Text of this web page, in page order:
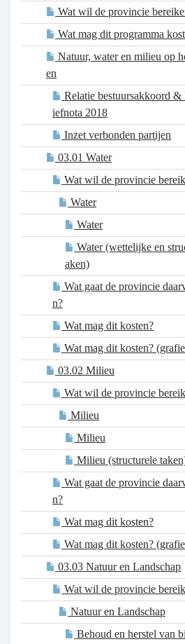
Wat wil de provincie
Wat mag dit programma
Natuur, water en milieu op
en
Relatie bestuursakkoord &
iefnota 2018
Inzet verbonden partijen
03.01 Water
Wat wil de provincie
Water
Water
Water (wettelijke en
aken)
Wat gaat de provincie
n?
Wat mag dit kosten?
Wat mag dit kosten?
03.02 Milieu
Wat wil de provincie
Milieu
Milieu
Milieu (structurele
Wat gaat de provincie
n?
Wat mag dit kosten?
Wat mag dit kosten?
03.03 Natuur en Landschap
Wat wil de provincie
Natuur en Landschap
Behoud en herstel van